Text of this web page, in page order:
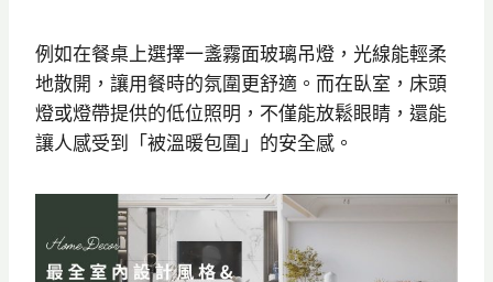
例如在餐桌上選擇一盞霧面玻璃吊燈，光線能輕柔
地散開，讓用餐時的氛圍更舒適。而在臥室，床頭
燈或燈帶提供的低位照明，不僅能放鬆眼睛，還能
讓人感受到「被溫暖包圍」的安全感。